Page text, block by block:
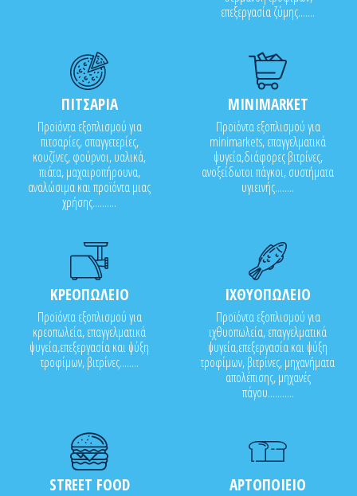
επεξεργασία ζύμης.......
ΠΙΤΣΑΡΙΑ
Προϊόντα εξοπλισμού για
πιτσαρίες, σπαγγετερίες,
κουζίνες, φούρνοι, υαλικά,
πιάτα, μαχαιροπήρουνα,
αναλώσιμα και προϊόντα μιας
χρήσης..........
MINIMARKET
Προϊόντα εξοπλισμού για
minimarkets, επαγγελματικά
ψυγεία,διάφορες βιτρίνες,
ανοξείδωτοι πάγκοι, συστήματα
υγιεινής........
ΚΡΕΟΠΩΛΕΙΟ
Προϊόντα εξοπλισμού για
κρεοπωλεία, επαγγελματικά
ψυγεία,επεξεργασία και ψύξη
τροφίμων, βιτρίνες........
ΙΧΘΥΟΠΩΛΕΙΟ
Προϊόντα εξοπλισμού για
ιχθυοπωλεία, επαγγελματικά
ψυγεία,επεξεργασία και ψύξη
τροφίμων, βιτρίνες, μηχανήματα
απολέπισης, μηχανές
πάγου...........
STREET FOOD ΑΡΤΟΠΟΙΕΙΟ